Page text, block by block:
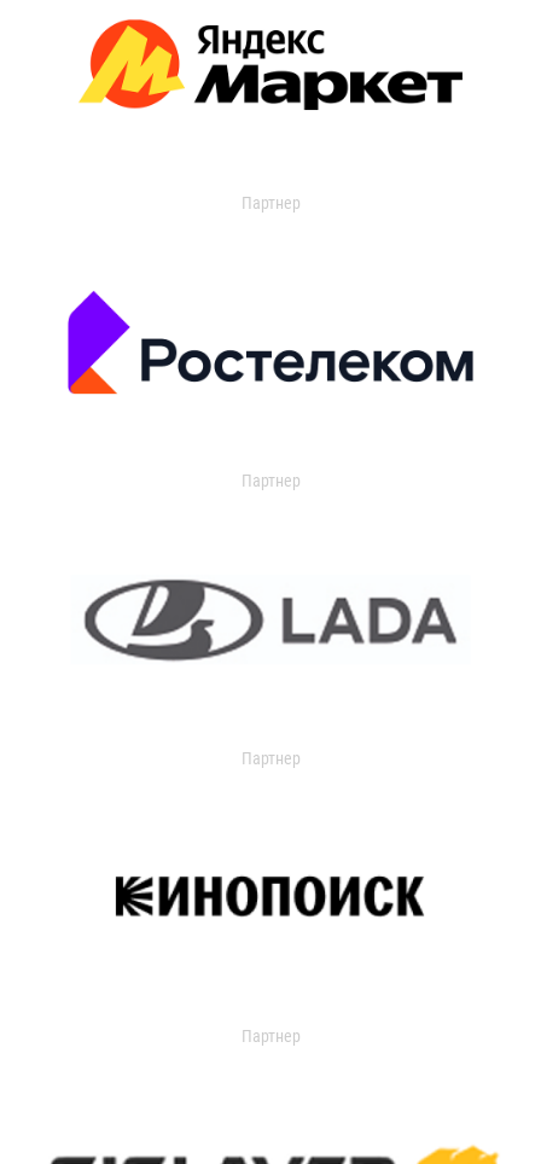
Партнер
Партнер
Партнер
Партнер